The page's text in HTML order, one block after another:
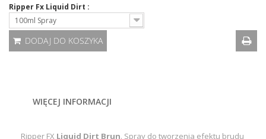
Ripper Fx Liquid Dirt :
100ml Spray
DODAJ DO KOSZYKA
WIĘCEJ INFORMACJI
Ripper FX Liquid Dirt Brun. Spray do tworzenia efektu brudu